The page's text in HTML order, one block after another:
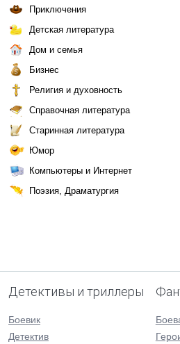
Приключения
Детская литература
Дом и семья
Бизнес
Религия и духовность
Справочная литература
Старинная литература
Юмор
Компьютеры и Интернет
Поэзия, Драматургия
Детективы и триллеры
Боевик
Детектив